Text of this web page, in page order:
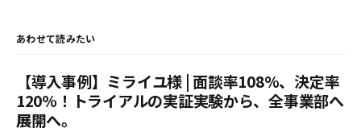
あわせて読みたい
【導入事例】ミライユ様 | 面談率108%、決定率
120%！トライアルの実証実験から、全事業部へ
展開へ。